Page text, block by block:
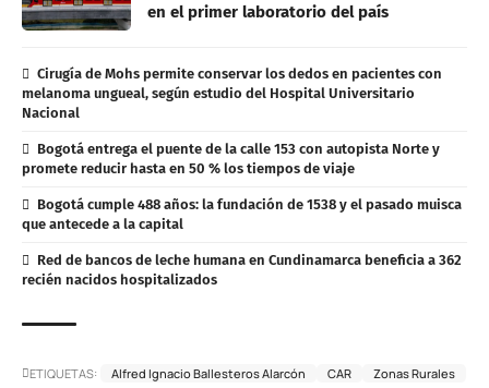
en el primer laboratorio del país
Cirugía de Mohs permite conservar los dedos en pacientes con
melanoma ungueal, según estudio del Hospital Universitario
Nacional
Bogotá entrega el puente de la calle 153 con autopista Norte y
promete reducir hasta en 50 % los tiempos de viaje
Bogotá cumple 488 años: la fundación de 1538 y el pasado muisca
que antecede a la capital
Red de bancos de leche humana en Cundinamarca beneficia a 362
recién nacidos hospitalizados
ETIQUETAS: Alfred Ignacio Ballesteros Alarcón CAR Zonas Rurales